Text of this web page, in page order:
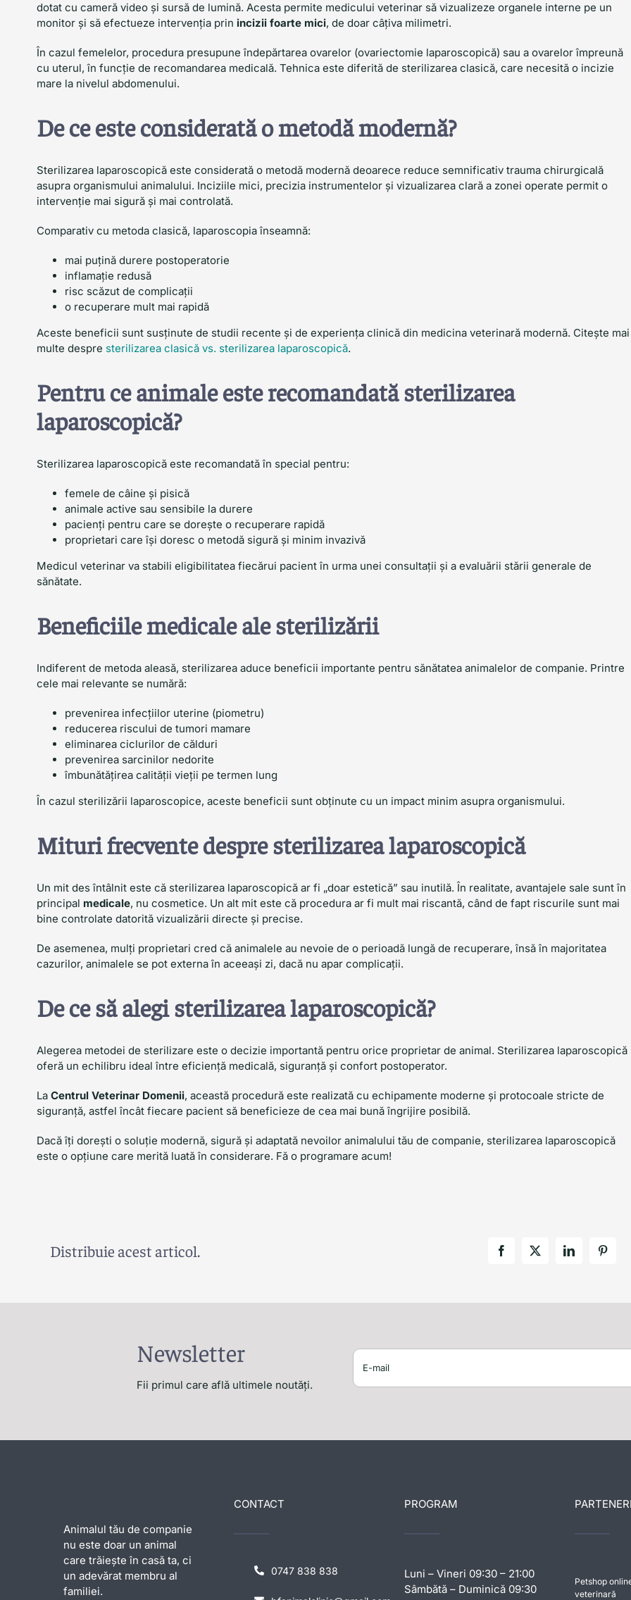
dotat cu cameră video și sursă de lumină. Acesta permite medicului veterinar să vizualizeze organele interne pe un
monitor și să efectueze intervenția prin incizii foarte mici, de doar câțiva milimetri.
În cazul femelelor, procedura presupune îndepărtarea ovarelor (ovariectomie laparoscopică) sau a ovarelor împreună
cu uterul, în funcție de recomandarea medicală. Tehnica este diferită de sterilizarea clasică, care necesită o incizie
mare la nivelul abdomenului.
De ce este considerată o metodă modernă?
Sterilizarea laparoscopică este considerată o metodă modernă deoarece reduce semnificativ trauma chirurgicală
asupra organismului animalului. Inciziile mici, precizia instrumentelor și vizualizarea clară a zonei operate permit o
intervenție mai sigură și mai controlată.
Comparativ cu metoda clasică, laparoscopia înseamnă:
mai puțină durere postoperatorie
inflamație redusă
risc scăzut de complicații
o recuperare mult mai rapidă
Aceste beneficii sunt susținute de studii recente și de experiența clinică din medicina veterinară modernă. Citește mai
multe despre sterilizarea clasică vs. sterilizarea laparoscopică.
Pentru ce animale este recomandată sterilizarea
laparoscopică?
Sterilizarea laparoscopică este recomandată în special pentru:
femele de câine și pisică
animale active sau sensibile la durere
pacienți pentru care se dorește o recuperare rapidă
proprietari care își doresc o metodă sigură și minim invazivă
Medicul veterinar va stabili eligibilitatea fiecărui pacient în urma unei consultații și a evaluării stării generale de
sănătate.
Beneficiile medicale ale sterilizării
Indiferent de metoda aleasă, sterilizarea aduce beneficii importante pentru sănătatea animalelor de companie. Printre
cele mai relevante se numără:
prevenirea infecțiilor uterine (piometru)
reducerea riscului de tumori mamare
eliminarea ciclurilor de călduri
prevenirea sarcinilor nedorite
îmbunătățirea calității vieții pe termen lung
În cazul sterilizării laparoscopice, aceste beneficii sunt obținute cu un impact minim asupra organismului.
Mituri frecvente despre sterilizarea laparoscopică
Un mit des întâlnit este că sterilizarea laparoscopică ar fi „doar estetică” sau inutilă. În realitate, avantajele sale sunt în
principal medicale, nu cosmetice. Un alt mit este că procedura ar fi mult mai riscantă, când de fapt riscurile sunt mai
bine controlate datorită vizualizării directe și precise.
De asemenea, mulți proprietari cred că animalele au nevoie de o perioadă lungă de recuperare, însă în majoritatea
cazurilor, animalele se pot externa în aceeași zi, dacă nu apar complicații.
De ce să alegi sterilizarea laparoscopică?
Alegerea metodei de sterilizare este o decizie importantă pentru orice proprietar de animal. Sterilizarea laparoscopică
oferă un echilibru ideal între eficiență medicală, siguranță și confort postoperator.
La Centrul Veterinar Domenii, această procedură este realizată cu echipamente moderne și protocoale stricte de
siguranță, astfel încât fiecare pacient să beneficieze de cea mai bună îngrijire posibilă.
Dacă îți dorești o soluție modernă, sigură și adaptată nevoilor animalului tău de companie, sterilizarea laparoscopică
este o opțiune care merită luată în considerare. Fă o programare acum!
Distribuie acest articol.
Newsletter
Fii primul care află ultimele noutăți.
Animalul tău de companie
nu este doar un animal
care trăiește în casă ta, ci
un adevărat membru al
familiei.
CONTACT
0747 838 838
PROGRAM
Luni – Vineri 09:30 – 21:00
Sâmbătă – Duminică 09:30
Petshop
veterinară